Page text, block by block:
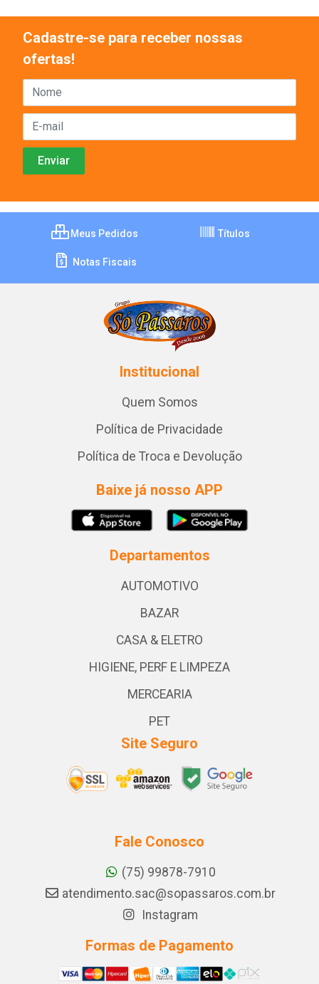
Cadastre-se para receber nossas
ofertas!
Meus Pedidos Títulos
Notas Fiscais
Institucional
Quem Somos
Política de Privacidade
Política de Troca e Devolução
Baixe já nosso APP
Departamentos
AUTOMOTIVO
BAZAR
CASA & ELETRO
HIGIENE, PERF E LIMPEZA
MERCEARIA
PET
Site Seguro
Fale Conosco
(75) 99878-7910
atendimento.sac@sopassaros.com.br
Instagram
Formas de Pagamento